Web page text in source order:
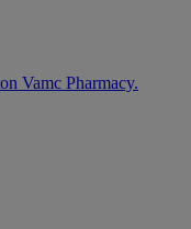
Vamc Pharmacy.